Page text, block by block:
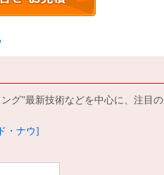
グ”最新技術などを中心に、注目
・ナウ]